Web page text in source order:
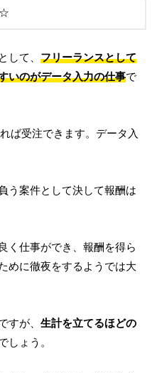
して、フリーランスとして
いのがデータ入力の仕事で
ば受注できます。データ入
う案件として決して報酬は
く仕事ができ、報酬を得ら
めに徹夜をするようでは大
すが、生計を立てるほどの
しょう。